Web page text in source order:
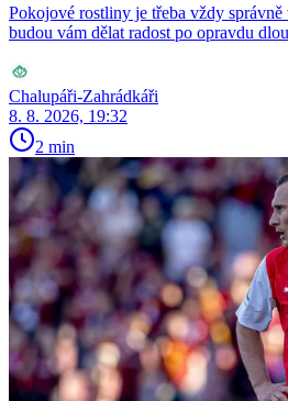
Pokojové rostliny je třeba vždy
budou vám dělat radost po opravdu
Chalupáři-Zahrádkáři
8. 8. 2026, 19:32
2 min